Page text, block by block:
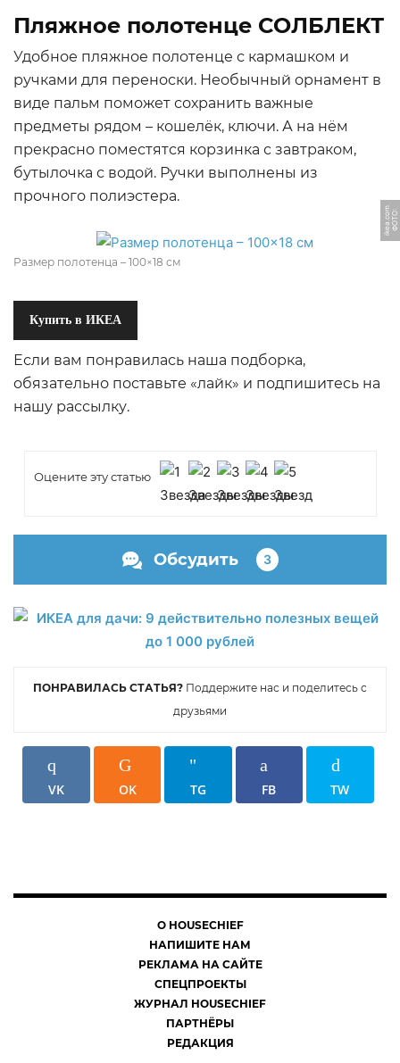
Пляжное полотенце СОЛБЛЕКТ
Удобное пляжное полотенце с кармашком и
ручками для переноски. Необычный орнамент в
виде пальм поможет сохранить важные
предметы рядом – кошелёк, ключи. А на нём
прекрасно поместятся корзинка с завтраком,
бутылочка с водой. Ручки выполнены из
прочного полиэстера.
Ф
О
Т
О:
i
k
e
a.
c
o
m
Размер полотенца – 100×18 см
Купить в ИКЕА
Если вам понравилась наша подборка,
обязательно поставьте «лайк» и подпишитесь на
нашу рассылку.
Оцените эту статью
Обсудить 3
ПОНРАВИЛАСЬ СТАТЬЯ? Поддержите нас и поделитесь с
друзьями
VK OK TG FB TW
О HOUSECHIEF
НАПИШИТЕ НАМ
РЕКЛАМА НА САЙТЕ
СПЕЦПРОЕКТЫ
ЖУРНАЛ HOUSECHIEF
ПАРТНЁРЫ
РЕДАКЦИЯ